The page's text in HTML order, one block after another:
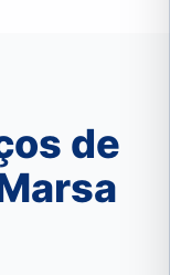
de